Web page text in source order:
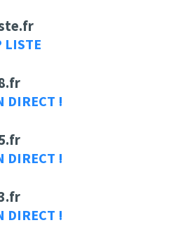
LISTE
DIRECT !
DIRECT !
DIRECT !